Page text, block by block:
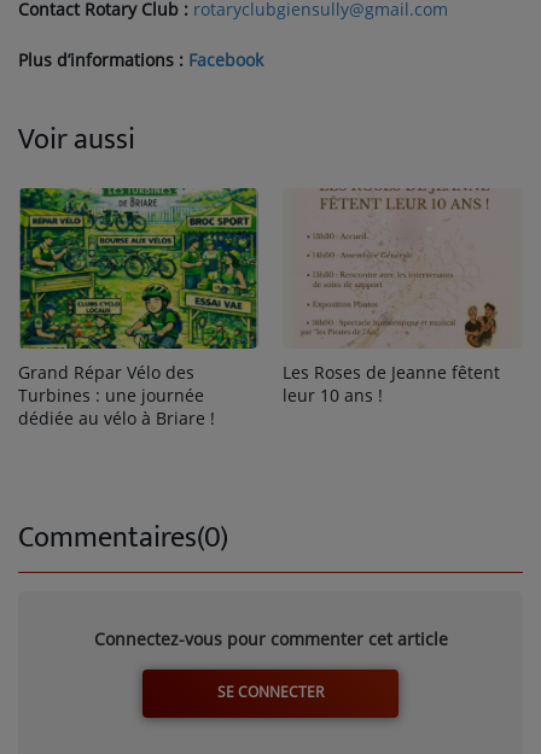
Contact Rotary Club : rotaryclubgiensully@gmail.com
Plus d’informations : Facebook
Voir aussi
Grand Répar Vélo des
Turbines : une journée
dédiée au vélo à Briare !
Les Roses de Jeanne fêtent
leur 10 ans !
Commentaires(0)
Connectez-vous pour commenter cet article
SE CONNECTER